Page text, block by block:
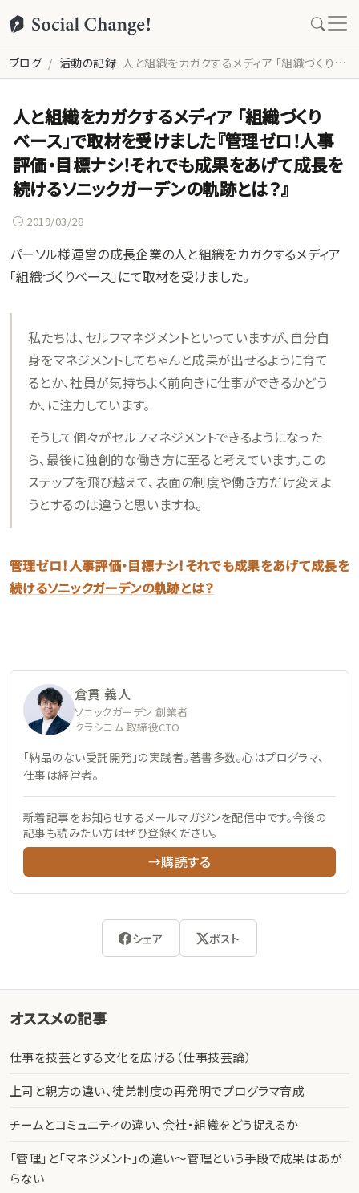
ブログ 活動の記録 人と組織をカガクするメディア 「組織づくりベース」で取材を受けました『管理ゼロ！人事評価・目標ナシ！それでも成果をあげて成長を続けるソニックガーデンの軌跡とは？』
人と組織をカガクするメディア 「組織づくり
ベース」で取材を受けました『管理ゼロ！人事
評価・目標ナシ！それでも成果をあげて成長を
続けるソニックガーデンの軌跡とは？』
2019/03/28
パーソル様運営の成長企業の人と組織をカガクするメディア
「組織づくりベース」にて取材を受けました。
私たちは、セルフマネジメントといっていますが、自分自
身をマネジメントしてちゃんと成果が出せるように育て
るとか、社員が気持ちよく前向きに仕事ができるかどう
か、に注力しています。
そうして個々がセルフマネジメントできるようになった
ら、最後に独創的な働き方に至ると考えています。この
ステップを飛び越えて、表面の制度や働き方だけ変えよ
うとするのは違うと思いますね。
管理ゼロ！人事評価・目標ナシ！それでも成果をあげて成長を
続けるソニックガーデンの軌跡とは？
倉貫 義人
ソニックガーデン 創業者
クラシコム 取締役CTO
「納品のない受託開発」の実践者。著書多数。心はプログラマ、
仕事は経営者。
新着記事をお知らせするメールマガジンを配信中です。今後の
記事も読みたい方はぜひ登録ください。
→購読する
シェア ポスト
オススメの記事
仕事を技芸とする文化を広げる（仕事技芸論）
上司と親方の違い、徒弟制度の再発明でプログラマ育成
チームとコミュニティの違い、会社・組織をどう捉えるか
「管理」と「マネジメント」の違い〜管理という手段で成果はあが
らない